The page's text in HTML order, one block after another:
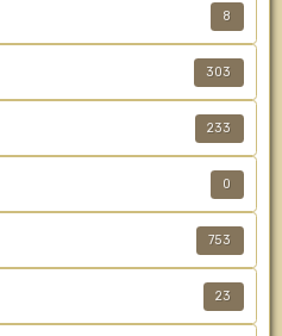
8
303
233
0
753
23